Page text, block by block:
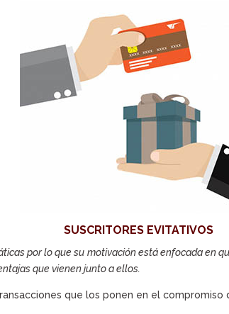
SUSCRITORES EVITATIVOS
por lo que su motivación está enfocada en
que vienen junto a ellos.
que los ponen en el compromiso